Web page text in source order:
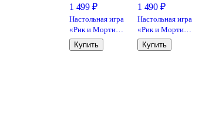
1 499 ₽
Настольная игра
«Рик и Морти
Наверное Рики
сошли с ума»,
Купить
1 490 ₽
Настольная игра
«Рик и Морти
Всмортить всё»,
Hobby World,
Купить